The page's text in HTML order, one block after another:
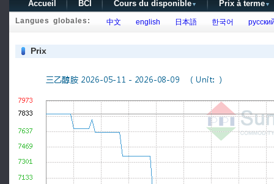
Accueil BCI Cours du disponible ▼ Prix à terme ▼
Langues globales: 中文 english 日本語 한국어
Prix